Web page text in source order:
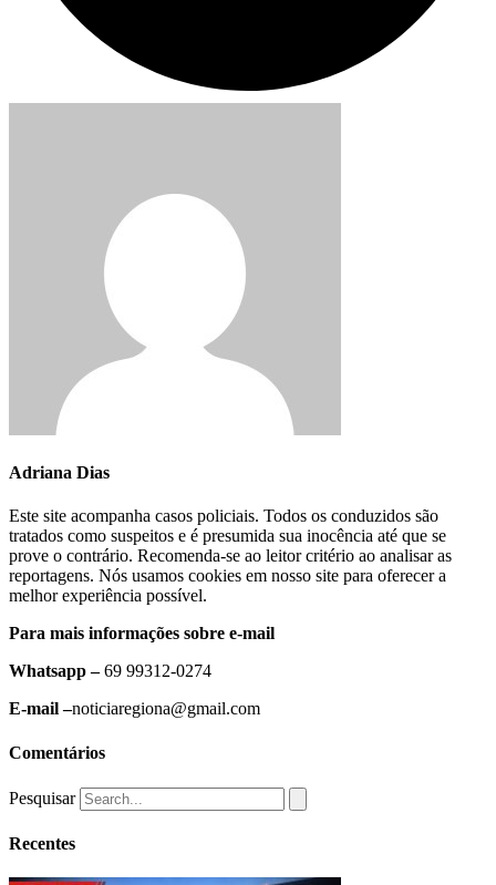
Adriana Dias
Este site acompanha casos policiais. Todos os conduzidos são
tratados como suspeitos e é presumida sua inocência até que se
prove o contrário. Recomenda-se ao leitor critério ao analisar as
reportagens. Nós usamos cookies em nosso site para oferecer a
melhor experiência possível.
Para mais informações sobre e-mail
Whatsapp –69 99312-0274
E-mail –noticiaregiona@gmail.com
Comentários
Pesquisar
Recentes